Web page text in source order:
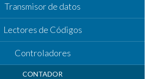
Transmisor de datos
Lectores de Códigos
Controladores
CONTADOR